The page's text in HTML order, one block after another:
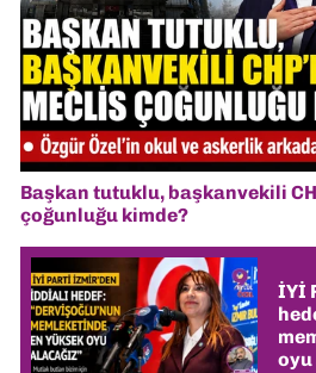
Başkan tutuklu, başkanvekili
çoğunluğu kimde?
İYİ
oyu